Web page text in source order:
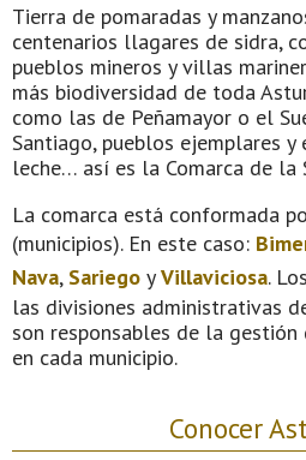
Tierra de pomaradas y
centenarios llagares de sidra,
pueblos mineros y villas
más biodiversidad de toda
como las de Peñamayor o el
Santiago, pueblos ejemplares
leche… así es la Comarca de la
La comarca está conformada
(municipios). En este caso:
Nava, Sariego yVillaviciosa.
las divisiones administrativas
son responsables de la
en cada municipio.
Conocer